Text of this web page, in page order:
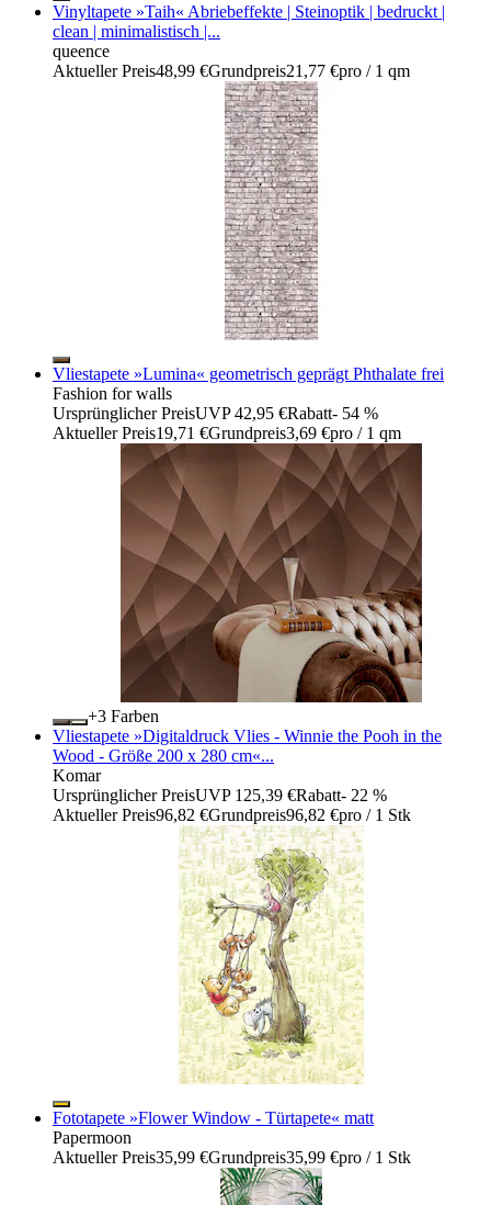
Vinyltapete »Taih« Abriebeffekte | Steinoptik | bedruckt |
clean | minimalistisch |...
queence
Aktueller Preis48,99 €Grundpreis21,77 €pro / 1 qm
Vliestapete »Lumina« geometrisch geprägt Phthalate frei
Fashion for walls
Ursprünglicher PreisUVP 42,95 €Rabatt- 54 %
Aktueller Preis19,71 €Grundpreis3,69 €pro / 1 qm
+
Farben
Vliestapete »Digitaldruck Vlies - Winnie the Pooh in the
Wood - Größe 200 x 280 cm«...
Komar
Ursprünglicher PreisUVP 125,39 €Rabatt- 22 %
Aktueller Preis96,82 €Grundpreis96,82 €pro / 1 Stk
Fototapete »Flower Window - Türtapete« matt
Papermoon
Aktueller Preis35,99 €Grundpreis35,99 €pro / 1 Stk